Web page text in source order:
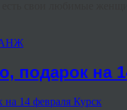
подарок на